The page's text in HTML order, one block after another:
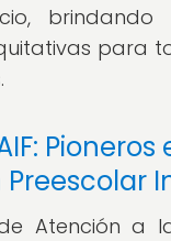
brindando
para
Pioneros
Atención a